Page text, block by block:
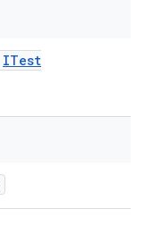
ITest